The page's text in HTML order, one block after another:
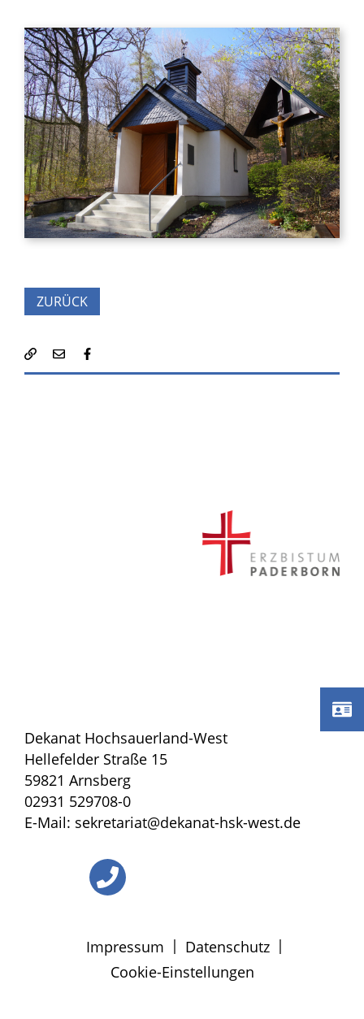
ZURÜCK
Dekanat Hochsauerland-West
Hellefelder Straße 15
59821 Arnsberg
02931 529708-0
E-Mail: sekretariat@dekanat-hsk-west.de
Impressum | Datenschutz |
Cookie-Einstellungen